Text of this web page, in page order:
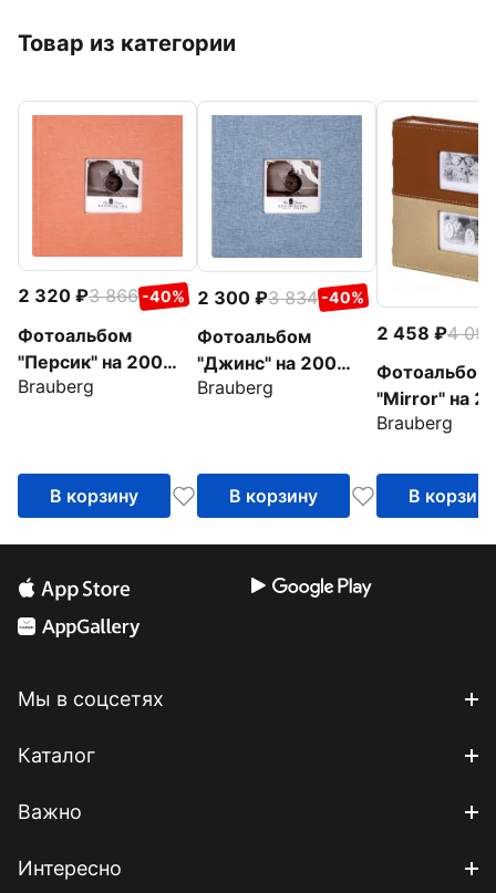
Товар из категории
2 320 3 866 -40%
Фотоальбом
"Персик" на 200
фото, персиковый
Brauberg
В корзину
2 300 3 834 -40%
Фотоальбом
"Джинс" на 200
фото, ткань
Brauberg
В корзину
2 458
4 096
Фотоальбом
"Mirror" на
фото
Brauberg
В корзину
Мы в соцсетях
Каталог
Важно
Интересно